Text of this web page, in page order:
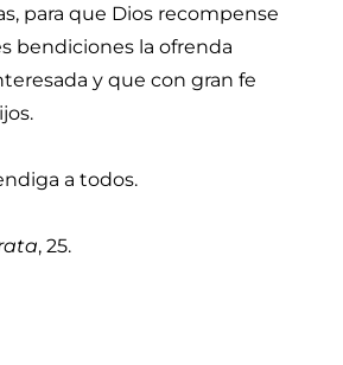
para que Dios recompense
bendiciones la ofrenda
y que con gran fe
a todos.
, 25.